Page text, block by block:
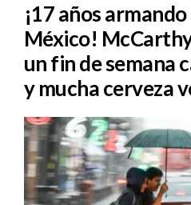
¡17 años
México!
un fin de semana
y mucha cerveza